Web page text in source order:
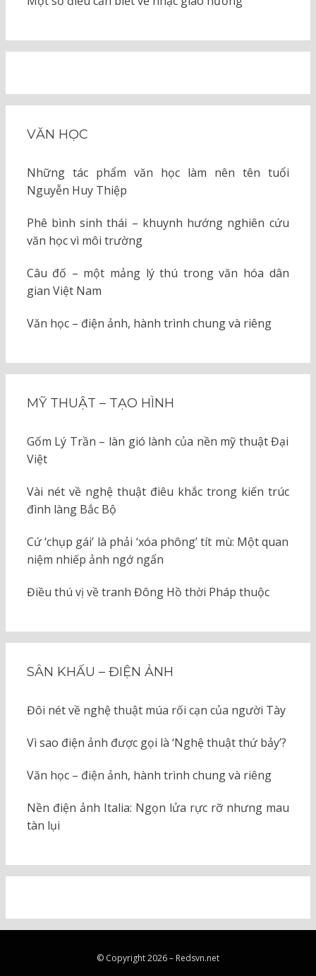
VĂN HỌC
Những tác phẩm văn học làm nên tên tuổi
Nguyễn Huy Thiệp
Phê bình sinh thái – khuynh hướng nghiên cứu
văn học vì môi trường
Câu đố – một mảng lý thú trong văn hóa dân
gian Việt Nam
Văn học – điện ảnh, hành trình chung và riêng
MỸ THUẬT – TẠO HÌNH
Gốm Lý Trần – làn gió lành của nền mỹ thuật Đại
Việt
Vài nét về nghệ thuật điêu khắc trong kiến trúc
đình làng Bắc Bộ
Cứ ‘chụp gái’ là phải ‘xóa phông’ tít mù: Một quan
niệm nhiếp ảnh ngớ ngẩn
Điều thú vị về tranh Đông Hồ thời Pháp thuộc
SÂN KHẤU – ĐIỆN ẢNH
Đôi nét về nghệ thuật múa rối cạn của người Tày
Vì sao điện ảnh được gọi là ‘Nghệ thuật thứ bảy’?
Văn học – điện ảnh, hành trình chung và riêng
Nền điện ảnh Italia: Ngọn lửa rực rỡ nhưng mau
tàn lụi
© Copyright 2026 – Redsvn.net